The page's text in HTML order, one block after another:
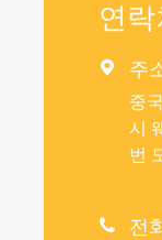
연
 주
중
시
번
 전